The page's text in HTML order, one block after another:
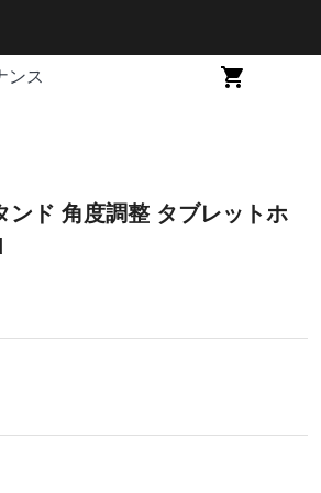
ンス
ンド 角度調整 タブレットホ